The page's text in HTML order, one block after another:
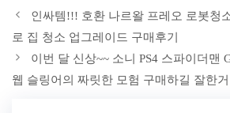
인싸템!!! 호환 나르왈 프레오 로봇청
로 집 청소 업그레이드 구매후기
이번 달 신상~~ 소니 PS4 스파이더맨
웹 슬링어의 짜릿한 모험 구매하길 잘한